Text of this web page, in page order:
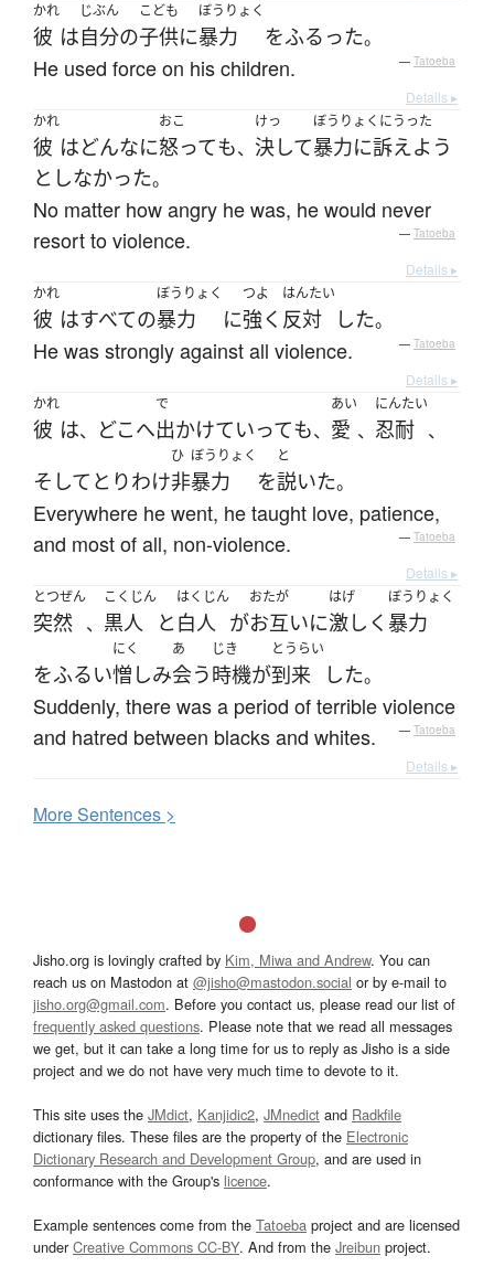
かれ
彼 は
じぶん
自分の
こども
子供に
ぼうりょく
暴力 をふるった。
He used force on his children. — Tatoeba
Details ▸
かれ
彼 はどんなに
おこ
怒っても、
けっ
決して
ぼうりょくにうった
暴力に訴えよう
としなかった。
No matter how angry he was, he would never
resort to violence.
— Tatoeba
Details ▸
かれ
彼 はすべての
ぼうりょく
暴力 に
つよ
強く
はんたい
反対 した。
He was strongly against all violence. — Tatoeba
Details ▸
かれ
彼 は、 どこへ
で
出かけていっても、
あい
愛 、
にんたい
忍耐 、
そして とりわけ
ひ
非
ぼうりょく
暴力 を
と
説いた。
Everywhere he went, he taught love, patience,
and most of all, non-violence.
— Tatoeba
Details ▸
とつぜん
突然 、
こくじん
黒人 と
はくじん
白人 が
おたが
お互いに
はげ
激しく
ぼうりょく
暴力
をふるい
にく
憎しみ
あ
会う
じき
時機が
とうらい
到来 した。
Suddenly, there was a period of terrible violence
and hatred between blacks and whites.
— Tatoeba
Details ▸
MoreSentences >
Jisho.org is lovingly crafted by Kim, Miwa and Andrew. You can
reach us on Mastodon at @jisho@mastodon.social or by e-mail to
jisho.org@gmail.com. Before you contact us, please read our list of
frequently asked questions. Please note that we read all messages
we get, but it can take a long time for us to reply as Jisho is a side
project and we do not have very much time to devote to it.
This site uses the JMdict, Kanjidic2, JMnedict and Radkfile
dictionary files. These files are the property of the Electronic
Dictionary Research and Development Group, and are used in
conformance with the Group's licence.
Example sentences come from the Tatoeba project and are licensed
underCreative Commons CC-BY. And from the Jreibun project.